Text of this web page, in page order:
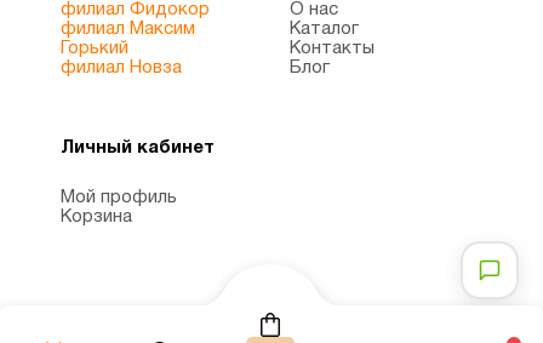
филиал Фидокор
филиал Максим
Горький
филиал Новза
О нас
Каталог
Контакты
Блог
Личный кабинет
Мой профиль
Корзина